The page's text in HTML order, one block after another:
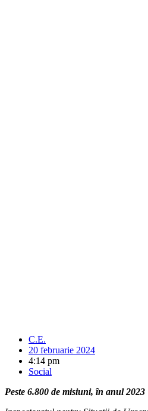
C.E.
20 februarie 2024
4:14 pm
Social
Peste 6.800 de misiuni, în anul 2023